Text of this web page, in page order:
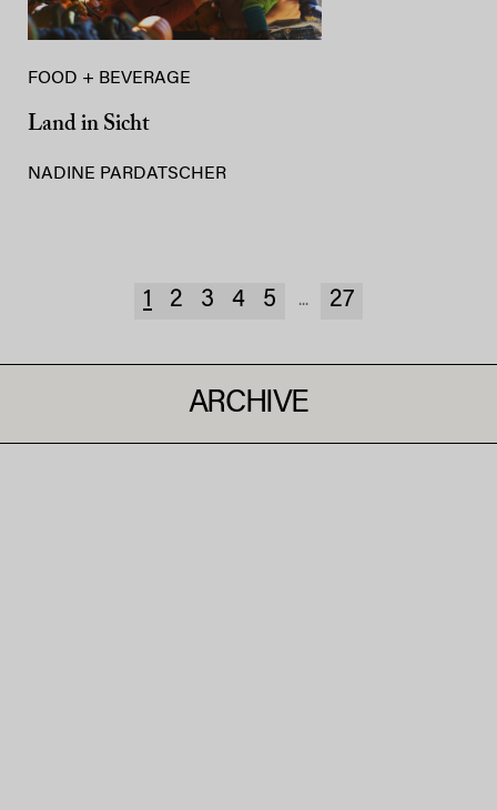
FOOD + BEVERAGE
Land in Sicht
NADINE PARDATSCHER
1 2 3 4 5 ... 27
ARCHIVE